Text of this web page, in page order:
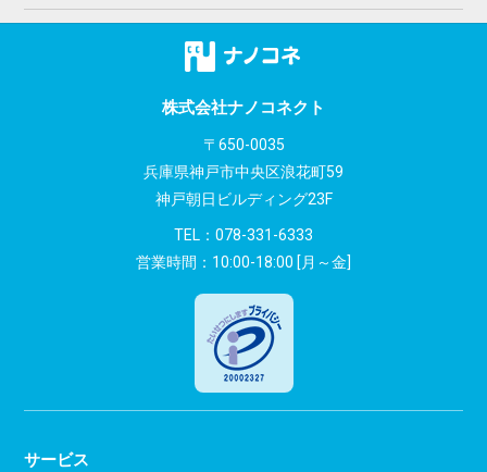
ビ
株式会社ナノコネクト
〒650-0035
兵庫県神戸市中央区浪花町59
神戸朝日ビルディング23F
TEL： 078-331-6333
営業時間：10:00-18:00 [月～金]
サービス